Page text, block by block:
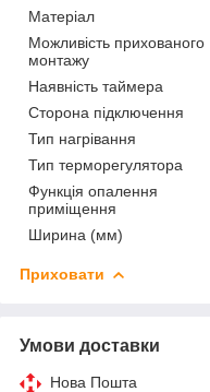
Матеріал
Можливість прихованого
монтажу
Наявність таймера
Сторона підключення
Тип нагрівання
Тип терморегулятора
Функція опалення
приміщення
Ширина (мм)
Приховати
Умови доставки
Нова Пошта